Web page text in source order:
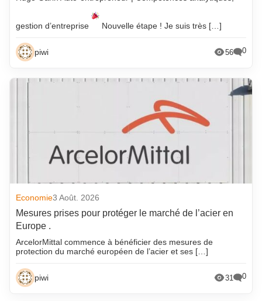
gestion d’entreprise Nouvelle étape ! Je suis très […]
piwi 56 0
Economie3 Août. 2026
Mesures prises pour protéger le marché de l’acier en
Europe .
ArcelorMittal commence à bénéficier des mesures de
protection du marché européen de l’acier et ses […]
piwi 31 0